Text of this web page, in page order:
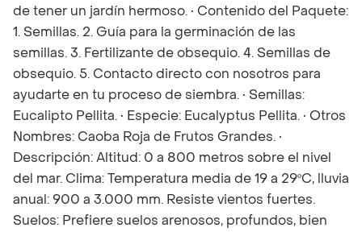
de tener un jardín hermoso. • Contenido del Paquete:
1. Semillas. 2. Guía para la germinación de las
semillas. 3. Fertilizante de obsequio. 4. Semillas de
obsequio. 5. Contacto directo con nosotros para
ayudarte en tu proceso de siembra. • Semillas:
Eucalipto Pellita. • Especie: Eucalyptus Pellita. • Otros
Nombres: Caoba Roja de Frutos Grandes. •
Descripción: Altitud: 0 a 800 metros sobre el nivel
del mar. Clima: Temperatura media de 19 a 29ºC, lluvia
anual: 900 a 3.000 mm. Resiste vientos fuertes.
Suelos: Prefiere suelos arenosos, profundos, bien